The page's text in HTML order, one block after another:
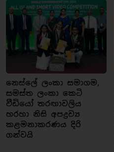
නෙස්ලේ ලංකා සමාගම,
සමස්ත ලංකා කෙටි
වීඩියෝ තරඟාවලිය
හරහා නිසි අපද්‍රව්‍ය
කළමනාකරණය දිරි
ගන්වයි